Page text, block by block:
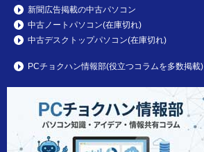
新聞広告掲載の中古パソコン
中古ノートパソコン(在庫切れ)
中古デスクトップパソコン(在庫切れ)
PCチョクハン情報部(役立つコラムを多数掲載)